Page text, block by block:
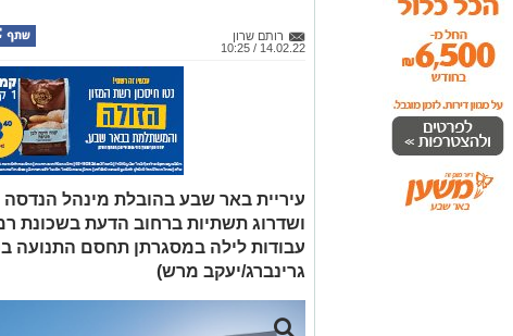
רותם שרון
14.02.22 / 10:25
עיריית באר שבע בהובלת מינהל
ושדרוג תשתיות ברחוב הדעת בשכונת
עבודות לילה במסגרתן תחסם התנועה
גרינברג/יעקב מרש)